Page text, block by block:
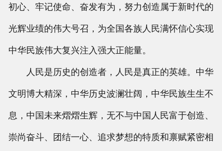
初心、牢记使命、奋发有为，努力创造属于新时代的
光辉业绩的伟大号召，为全国各族人民满怀信心实现
中华民族伟大复兴注入强大正能量。
人民是历史的创造者，人民是真正的英雄。中华
文明博大精深，中华历史波澜壮阔，中华民族生生不
息，中国未来熠熠生辉，无不与中国人民富于创造、
崇尚奋斗、团结一心、追求梦想的特质和禀赋紧密相